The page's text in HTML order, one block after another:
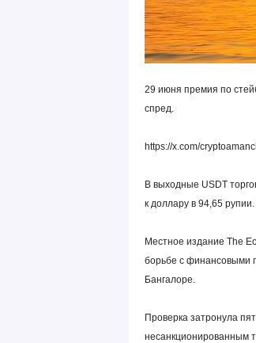
29 июня премия по
спред.
https://x.com/
В выходные USDT
к доллару в 94,65
Местное издание The
борьбе с финансовыми
Бангалоре.
Проверка затронула
несанкционированным